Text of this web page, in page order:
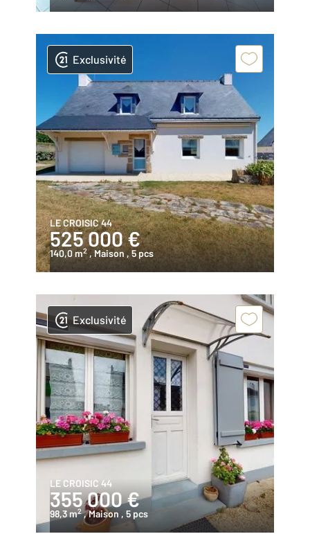
Exclusivité
LE CROISIC 44
525 000 €
140,0 m2 , Maison, 5 pcs
Exclusivité
LE CROISIC 44
355 000 €
98,3 m2 , Maison , 5 pcs